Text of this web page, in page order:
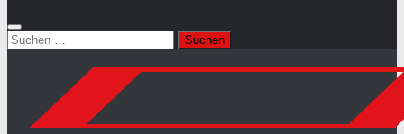
Suchen
nach: